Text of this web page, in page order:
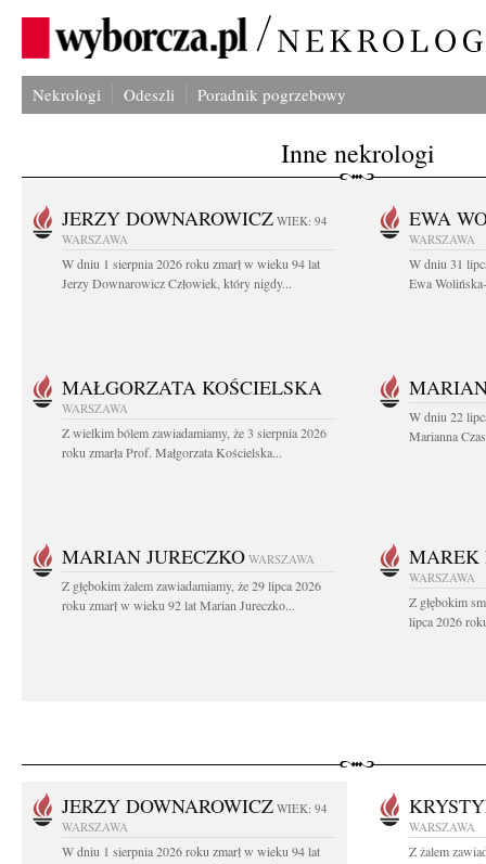
Nekrologi Odeszli Poradnik pogrzebowy
Inne nekrologi
JERZY DOWNAROWICZ WIEK: 94
WARSZAWA
W dniu 1 sierpnia 2026 roku zmarł w wieku 94 lat
Jerzy Downarowicz Człowiek, który nigdy...
EWA
WARSZAWA
W dniu 31
Ewa
MAŁGORZATA KOŚCIELSKA
WARSZAWA
Z wielkim bólem zawiadamiamy, że 3 sierpnia 2026
roku zmarła Prof. Małgorzata Kościelska...
W dniu 22
Marianna
MARIAN JURECZKO WARSZAWA
Z głębokim żalem zawiadamiamy, że 29 lipca 2026
roku zmarł w wieku 92 lat Marian Jureczko...
MAREK
WARSZAWA
Z głębokim
lipca 2026
JERZY DOWNAROWICZ WIEK: 94
WARSZAWA
W dniu 1 sierpnia 2026 roku zmarł w wieku 94 lat
WARSZAWA
Z żalem